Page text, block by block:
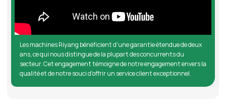
Les machines Riyang bénéficient d'une garantie étendue de deux
ans, ce qui nous distingue de la plupart des concurrents du
secteur. Cet engagement témoigne de notre engagement envers la
qualité et de notre souci d'offrir un service client exceptionnel.